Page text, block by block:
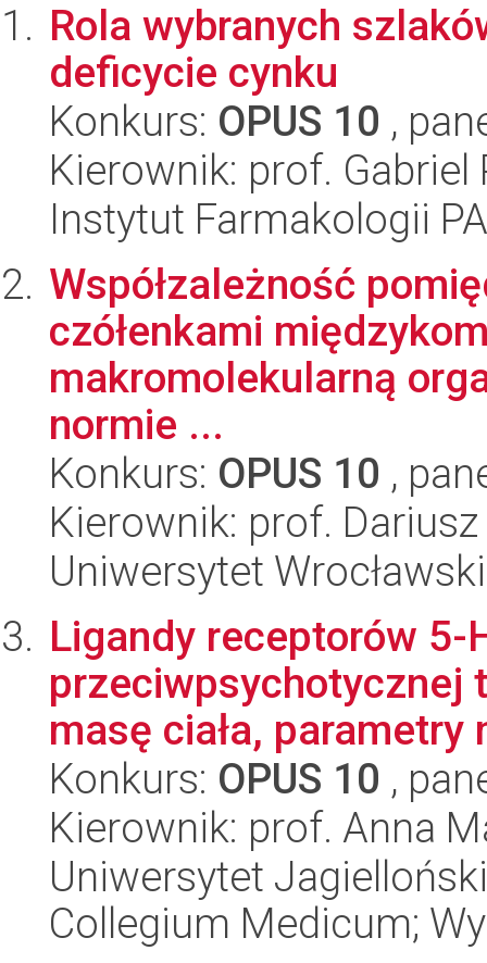
Rola wybranych
deficycie cynku
Konkurs: OPUS 10 ,
Kierownik: prof.
Instytut Farmakologii
Współzależność
czółenkami
makromolekularną
normie ...
Konkurs: OPUS 10 ,
Kierownik: prof. Dariusz
Uniwersytet
Ligandy receptorów 5-
przeciwpsychotycznej
masę ciała, parametry
Konkurs: OPUS 10 ,
Kierownik: prof. Anna
Uniwersytet
Collegium Medicum;